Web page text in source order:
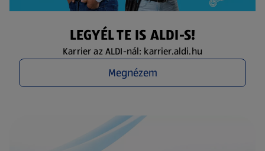
LEGYÉL TE IS ALDI-S!
Karrier az ALDI-nál: karrier.aldi.hu
Megnézem